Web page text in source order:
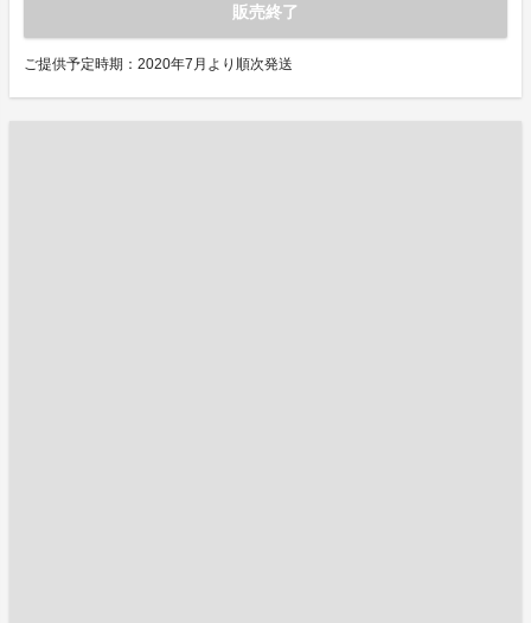
販売終了
ご提供予定時期：2020年7月より順次発送